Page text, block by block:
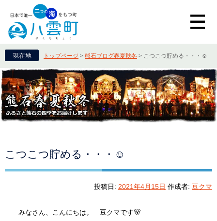
トップページ > 熊石ブログ春夏秋冬 > こつこつ貯める・・・☺
こつこつ貯める・・・☺
投稿日: 2021年4月15日 作成者: 豆クマ
みなさん、こんにちは。 豆クマです🐻